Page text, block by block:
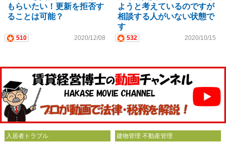
もらいたい！更新を拒否す
ることは可能？
510 2020/12/08
ようと考えているのですが
相談する人がいない状態で
す
532 2020/10/15
入居者トラブル 建物管理 不動産管理